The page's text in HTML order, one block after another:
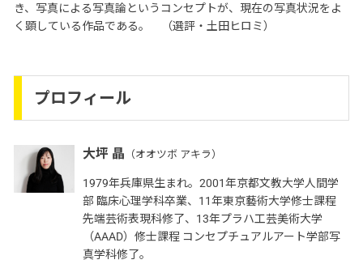
き、写真による写真論というコンセプトが、現在の写真状況をよ
く顕している作品である。 （選評・土田ヒロミ）
プロフィール
大坪 晶 （オオツボ アキラ）
1979年兵庫県生まれ。2001年京都文教大学人間学
部 臨床心理学科卒業、11年東京藝術大学修士課程
先端芸術表現科修了、13年プラハ工芸美術大学
（AAAD）修士課程 コンセプチュアルアート学部写
真学科修了。